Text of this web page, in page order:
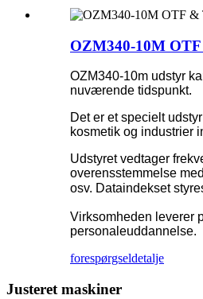
OZM340-10M
OZM340-10m udstyr
nuværende tidspunkt.
Det er et specielt
kosmetik og industrier
Udstyret vedtager
overensstemmelse
osv. Dataindekset
Virksomheden leverer
personaleuddannelse.
forespørgseldetalje
Justeret maskiner